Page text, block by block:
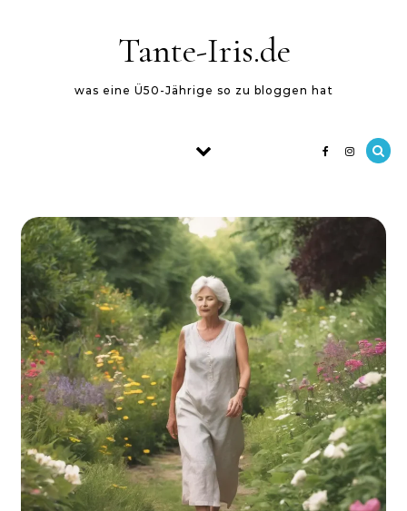
Tante-Iris.de
was eine Ü50-Jährige so zu bloggen hat